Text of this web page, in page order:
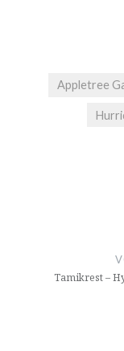
Appletree
Tamikrest –